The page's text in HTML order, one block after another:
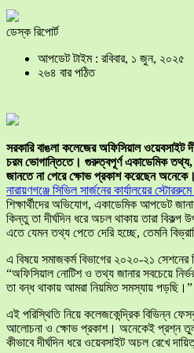
ডেস্ক রিপোর্ট
আপডেট টাইম : রবিবার, ১ জুন, ২০২৫
২৬৪ বার পঠিত
সরকারি বাঙলা কলেজের অফিসিয়াল ওয়েবসাইট
চরম ভোগান্তিতে। গুরুত্বপূর্ণ একাডেমিক তথ্য,
জানতে না পেরে ক্ষোভ প্রকাশ করেছেন অনেকে।
নারায়ণগঞ্জে সিভিল সার্জনের কার্যালয়ের
শিক্ষার্থীদের অভিযোগ, একাডেমিক আপডেট
কিন্তু তা দীর্ঘদিন ধরে অচল থাকায় তারা বিকল্প
এতে যেমন তথ্য পেতে দেরি হচ্ছে, তেমনি
এ বিষয়ে সমাজকর্ম বিভাগের ২০২০-২১ সেশনের
“অফিসিয়াল নোটিশ ও তথ্য জানার সবচেয়ে
তা বন্ধ থাকায় আমরা নিয়মিত সমস্যায় পড়ছি।”
এই পরিস্থিতি নিয়ে কলেজকেন্দ্রিক বিভিন্ন
আলোচনা ও ক্ষোভ প্রকাশ। অনেকেই প্রশ্ন
কীভাবে দীর্ঘদিন ধরে ওয়েবসাইট অচল রেখে